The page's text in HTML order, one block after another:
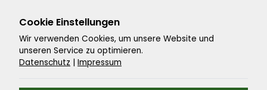
Reiseschnäppchen!
Cookie Einstellungen
Wir verwenden Cookies, um unsere Website und
unseren Service zu optimieren.
Datenschutz | Impressum